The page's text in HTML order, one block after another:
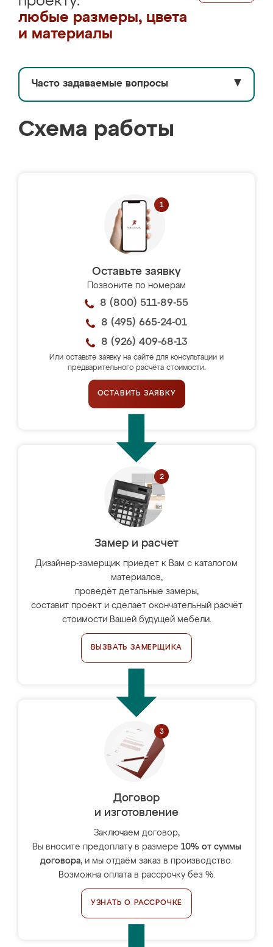
любые размеры, цвета
и материалы
Часто задаваемые вопросы ▼
Схема работы
Оставьте заявку
Позвоните по номерам
8 (800) 511-89-55
8 (495) 665-24-01
8 (926) 409-68-13
Или оставьте заявку на сайте для консультации и
предварительного расчёта стоимости.
ОСТАВИТЬ ЗАЯВКУ
Замер и расчет
Дизайнер-замерщик приедет к Вам с каталогом
материалов,
проведёт детальные замеры,
составит проект и сделает окончательный расчёт
стоимости Вашей будущей мебели.
ВЫЗВАТЬ ЗАМЕРЩИКА
Договор
и изготовление
Заключаем договор,
Вы вносите предоплату в размере 10% от суммы
договора, и мы отдаём заказ в производство.
Возможна оплата в рассрочку без %.
УЗНАТЬ О РАССРОЧКЕ